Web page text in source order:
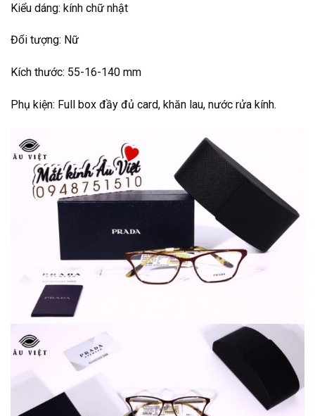
Kiểu dáng: kính chữ nhật
Đối tượng: Nữ
Kích thước: 55-16-140 mm
Phụ kiện: Full box đầy đủ card, khăn lau, nước rửa kính.